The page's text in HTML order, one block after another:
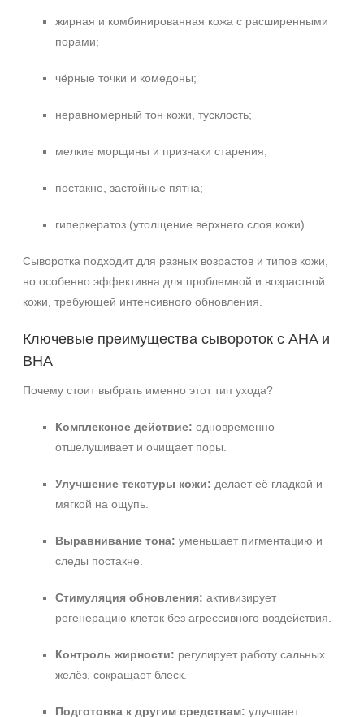
жирная и комбинированная кожа с расширенными
порами;
чёрные точки и комедоны;
неравномерный тон кожи, тусклость;
мелкие морщины и признаки старения;
постакне, застойные пятна;
гиперкератоз (утолщение верхнего слоя кожи).
Сыворотка подходит для разных возрастов и типов кожи,
но особенно эффективна для проблемной и возрастной
кожи, требующей интенсивного обновления.
Ключевые преимущества сывороток с AHA и
BHA
Почему стоит выбрать именно этот тип ухода?
Комплексное действие: одновременно
отшелушивает и очищает поры.
Улучшение текстуры кожи: делает её гладкой и
мягкой на ощупь.
Выравнивание тона: уменьшает пигментацию и
следы постакне.
Стимуляция обновления: активизирует
регенерацию клеток без агрессивного воздействия.
Контроль жирности: регулирует работу сальных
желёз, сокращает блеск.
Подготовка к другим средствам: улучшает